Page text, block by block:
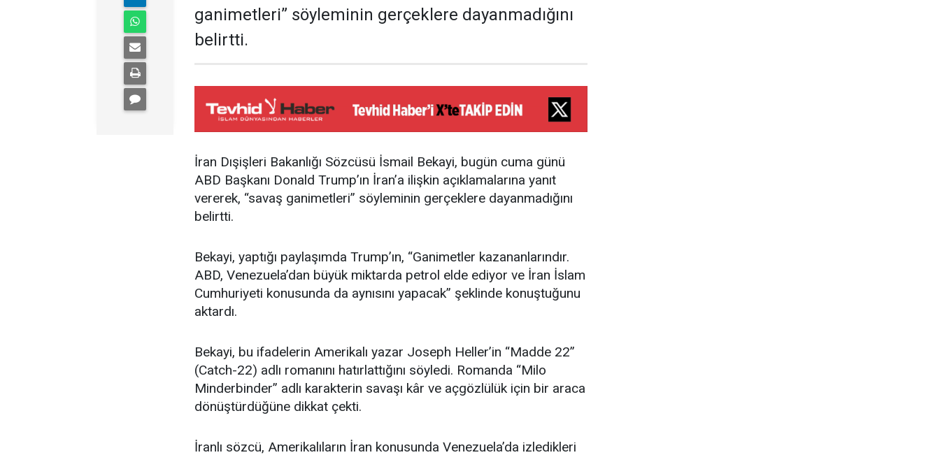
ganimetleri” söyleminin gerçeklere dayanmadığını
belirtti.
İran Dışişleri Bakanlığı Sözcüsü İsmail Bekayi, bugün cuma günü
ABD Başkanı Donald Trump’ın İran’a ilişkin açıklamalarına yanıt
vererek, “savaş ganimetleri” söyleminin gerçeklere dayanmadığını
belirtti.
Bekayi, yaptığı paylaşımda Trump’ın, “Ganimetler kazananlarındır.
ABD, Venezuela’dan büyük miktarda petrol elde ediyor ve İran İslam
Cumhuriyeti konusunda da aynısını yapacak” şeklinde konuştuğunu
aktardı.
Bekayi, bu ifadelerin Amerikalı yazar Joseph Heller’in “Madde 22”
(Catch-22) adlı romanını hatırlattığını söyledi. Romanda “Milo
Minderbinder” adlı karakterin savaşı kâr ve açgözlülük için bir araca
dönüştürdüğüne dikkat çekti.
İranlı sözcü, Amerikalıların İran konusunda Venezuela’da izledikleri